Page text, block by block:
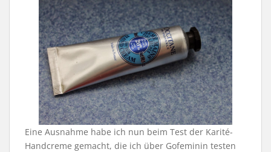
Eine Ausnahme habe ich nun beim Test der Karité-
Handcreme gemacht, die ich über Gofeminin testen